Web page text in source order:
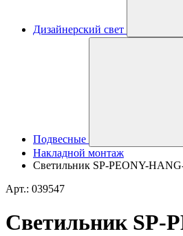
Дизайнерский свет
Подвесные
Накладной монтаж
Светильник SP-PEONY-
Арт.: 039547
Светильник SP-